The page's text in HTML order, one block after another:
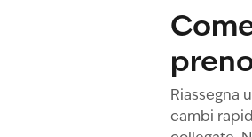
Riassegna
cambi